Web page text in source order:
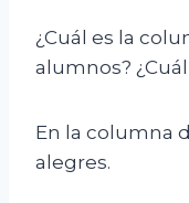
¿Cuál es la
alumnos?
En la columna
alegres.